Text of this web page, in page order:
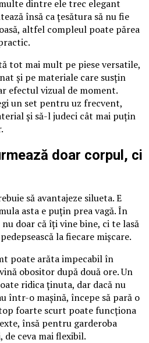
dintre ele trec elegant
însă ca țesătura să nu fie
altfel compleul poate părea
tot mai mult pe piese versatile,
și pe materiale care susțin
efectul vizual de moment.
un set pentru uz frecvent,
și să-l judeci cât mai puțin
doar corpul, ci
să avantajeze silueta. E
asta e puțin prea vagă. În
doar că îți vine bine, ci te lasă
la fiecare mișcare.
poate arăta impecabil în
obositor după două ore. Un
ridica ținuta, dar dacă nu
într-o mașină, începe să pară o
foarte scurt poate funcționa
însă pentru garderoba
de ceva mai flexibil.